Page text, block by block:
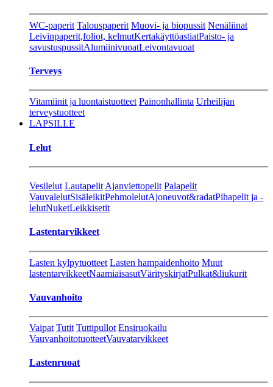
WC-paperit Talouspaperit Muovi- ja biopussit Nenäliinat
Leivinpaperit,foliot, kelmutKertakäyttöastiatPaisto- ja
savustuspussitAlumiinivuoatLeivontavuoat
Terveys
Vitamiinit ja luontaistuotteet Painonhallinta Urheilijan
terveystuotteet
LAPSILLE
Lelut
Vesilelut Lautapelit Ajanviettopelit Palapelit
VauvalelutSisäleikitPehmolelutAjoneuvot&radatPihapelit ja -
lelutNuketLeikkisetit
Lastentarvikkeet
Lasten kylpytuotteet Lasten hampaidenhoito Muut
lastentarvikkeetNaamiaisasutVärityskirjatPulkat&liukurit
Vauvanhoito
Vaipat Tutit Tuttipullot Ensiruokailu
VauvanhoitotuotteetVauvatarvikkeet
Lastenruoat